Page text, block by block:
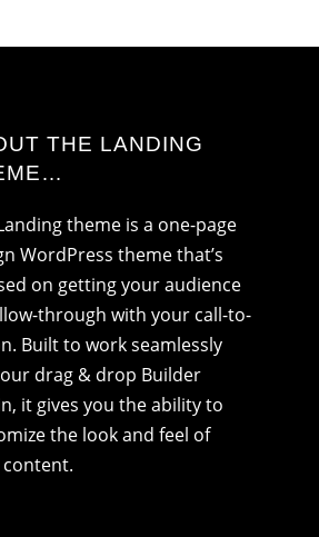
THE LANDING
theme is a one-page
WordPress theme that’s
on getting your audience
through with your call-to-
Built to work seamlessly
drag & drop Builder
it gives you the ability to
the look and feel of